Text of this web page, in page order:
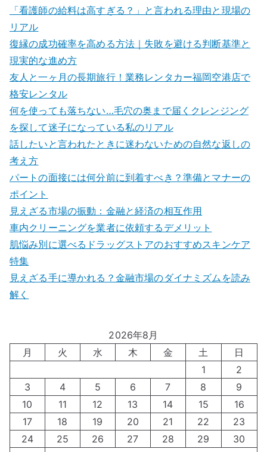
「看護師の給料は高すぎる？」と言われる理由と現場の
リアル
復縁の成功確率を高める方法｜失敗を避ける判断基準と
現実的な進め方
友人と一ヶ月の長期旅行！業務レンタカー福岡空港店で
格安レンタル
何を使っても落ちない…毛穴の奥まで届くクレンジング
を探して迷子になっている私のリアル
話したいと言われたときに迷わないための自然な返しの
考え方
パートの面接には何分前に到着すべき？準備とマナーの
ポイント
見えざる市場の振動：金融と経済の相互作用
車内クリーニングを業者に依頼するデメリット
肌悩み別に選べるドラッグストアのおすすめスキンケア
特集
見えざる手に導かれる？金融市場のダイナミズムを読み
解く
2026年8月
月
火 水 木 金 土
日
1
2
3
4 5 6 7 8
9
10
11 12 13 14 15
16
17
18 19 20 21 22
23
24
25 26 27 28 29
30